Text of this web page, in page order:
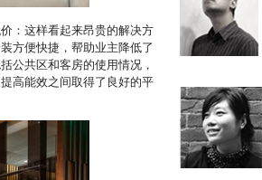
：这样看起来昂贵的解决方
方便快捷，帮助业主降低了
公共区和客房的使用情况，
高能效之间取得了良好的平